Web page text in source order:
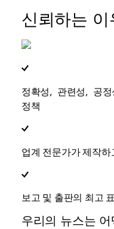
신뢰하는 이
정확성, 관련성, 공
정책
업계 전문가가 제작
보고 및 출판의 최고
우리의 뉴스는